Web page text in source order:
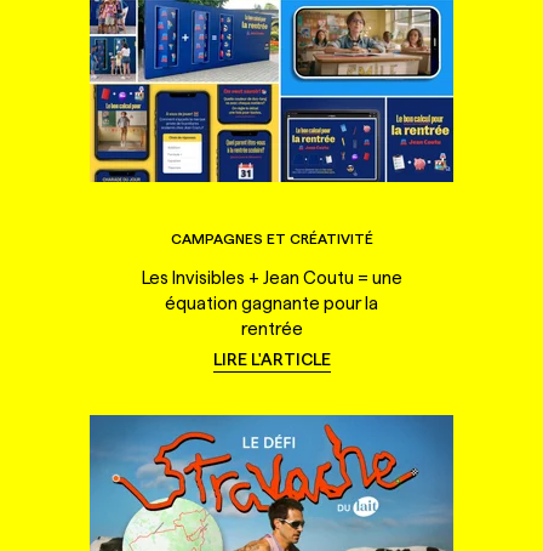
CAMPAGNES ET CRÉATIVITÉ
Les Invisibles + Jean Coutu = une
équation gagnante pour la
rentrée
LIRE L'ARTICLE